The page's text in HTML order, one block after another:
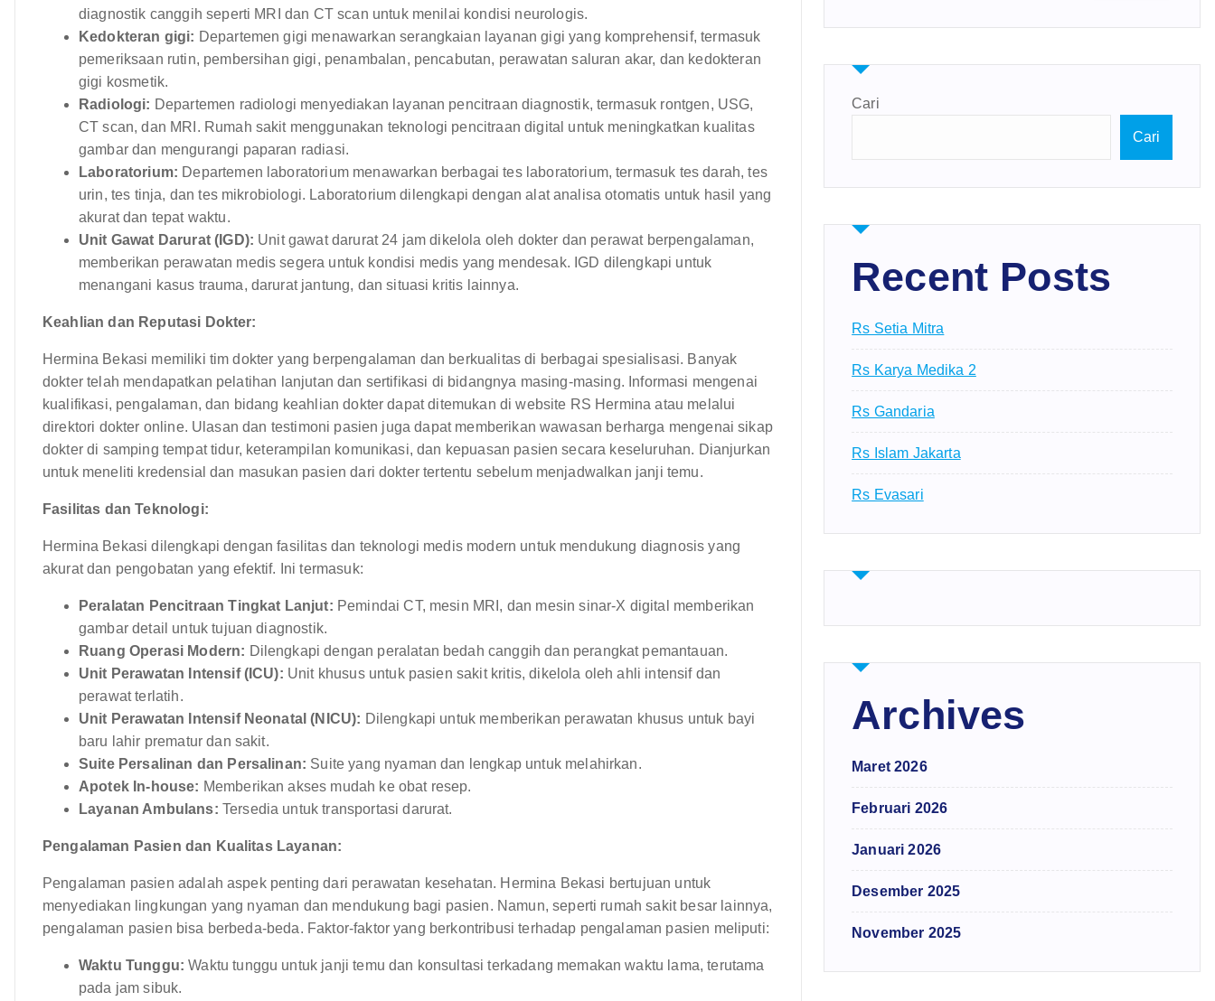
diagnostik canggih seperti MRI dan CT scan untuk menilai kondisi neurologis.
Kedokteran gigi: Departemen gigi menawarkan serangkaian layanan gigi yang komprehensif, termasuk
pemeriksaan rutin, pembersihan gigi, penambalan, pencabutan, perawatan saluran akar, dan kedokteran
gigi kosmetik.
Radiologi: Departemen radiologi menyediakan layanan pencitraan diagnostik, termasuk rontgen, USG,
CT scan, dan MRI. Rumah sakit menggunakan teknologi pencitraan digital untuk meningkatkan kualitas
gambar dan mengurangi paparan radiasi.
Laboratorium: Departemen laboratorium menawarkan berbagai tes laboratorium, termasuk tes darah, tes
urin, tes tinja, dan tes mikrobiologi. Laboratorium dilengkapi dengan alat analisa otomatis untuk hasil yang
akurat dan tepat waktu.
Unit Gawat Darurat (IGD): Unit gawat darurat 24 jam dikelola oleh dokter dan perawat berpengalaman,
memberikan perawatan medis segera untuk kondisi medis yang mendesak. IGD dilengkapi untuk
menangani kasus trauma, darurat jantung, dan situasi kritis lainnya.
Keahlian dan Reputasi Dokter:
Hermina Bekasi memiliki tim dokter yang berpengalaman dan berkualitas di berbagai spesialisasi. Banyak
dokter telah mendapatkan pelatihan lanjutan dan sertifikasi di bidangnya masing-masing. Informasi mengenai
kualifikasi, pengalaman, dan bidang keahlian dokter dapat ditemukan di website RS Hermina atau melalui
direktori dokter online. Ulasan dan testimoni pasien juga dapat memberikan wawasan berharga mengenai sikap
dokter di samping tempat tidur, keterampilan komunikasi, dan kepuasan pasien secara keseluruhan. Dianjurkan
untuk meneliti kredensial dan masukan pasien dari dokter tertentu sebelum menjadwalkan janji temu.
Fasilitas dan Teknologi:
Hermina Bekasi dilengkapi dengan fasilitas dan teknologi medis modern untuk mendukung diagnosis yang
akurat dan pengobatan yang efektif. Ini termasuk:
Peralatan Pencitraan Tingkat Lanjut: Pemindai CT, mesin MRI, dan mesin sinar-X digital memberikan
gambar detail untuk tujuan diagnostik.
Ruang Operasi Modern: Dilengkapi dengan peralatan bedah canggih dan perangkat pemantauan.
Unit Perawatan Intensif (ICU): Unit khusus untuk pasien sakit kritis, dikelola oleh ahli intensif dan
perawat terlatih.
Unit Perawatan Intensif Neonatal (NICU): Dilengkapi untuk memberikan perawatan khusus untuk bayi
baru lahir prematur dan sakit.
Suite Persalinan dan Persalinan: Suite yang nyaman dan lengkap untuk melahirkan.
Apotek In-house: Memberikan akses mudah ke obat resep.
Layanan Ambulans: Tersedia untuk transportasi darurat.
Pengalaman Pasien dan Kualitas Layanan:
Pengalaman pasien adalah aspek penting dari perawatan kesehatan. Hermina Bekasi bertujuan untuk
menyediakan lingkungan yang nyaman dan mendukung bagi pasien. Namun, seperti rumah sakit besar lainnya,
pengalaman pasien bisa berbeda-beda. Faktor-faktor yang berkontribusi terhadap pengalaman pasien meliputi:
Waktu Tunggu: Waktu tunggu untuk janji temu dan konsultasi terkadang memakan waktu lama, terutama
pada jam sibuk.
Cari
Cari
Recent Posts
Rs Setia Mitra
Rs Karya Medika 2
Rs Gandaria
Rs Islam Jakarta
Rs Evasari
Archives
Maret 2026
Februari 2026
Januari 2026
Desember 2025
November 2025